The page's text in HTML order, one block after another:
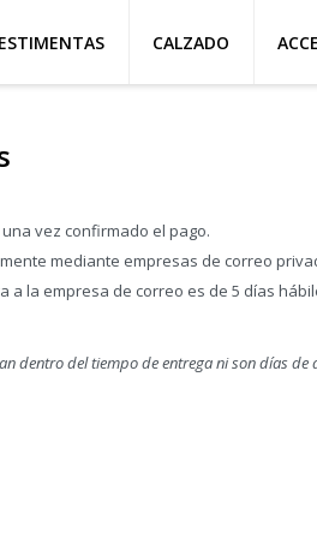
CALZADO
vez confirmado el pago.
mediante empresas de correo
a la empresa de correo es de 5 días
dentro del tiempo de entrega ni son días de